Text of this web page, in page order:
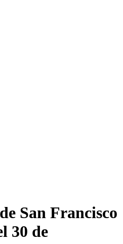
San Francisco
30 de